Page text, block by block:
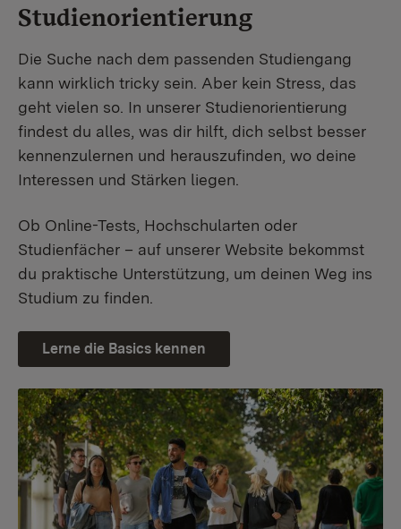
Studienorientierung
Die Suche nach dem passenden Studiengang
kann wirklich tricky sein. Aber kein Stress, das
geht vielen so. In unserer Studienorientierung
findest du alles, was dir hilft, dich selbst besser
kennenzulernen und herauszufinden, wo deine
Interessen und Stärken liegen.
Ob Online-Tests, Hochschularten oder
Studienfächer – auf unserer Website bekommst
du praktische Unterstützung, um deinen Weg ins
Studium zu finden.
Lerne die Basics kennen